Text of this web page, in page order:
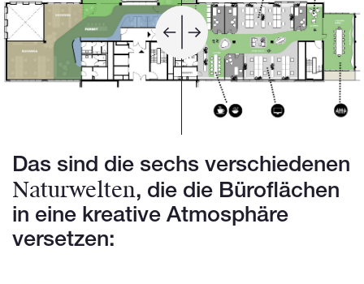
Das sind die sechs verschiedenen
Naturwelten, die die Büroflächen
in eine kreative Atmosphäre
versetzen: